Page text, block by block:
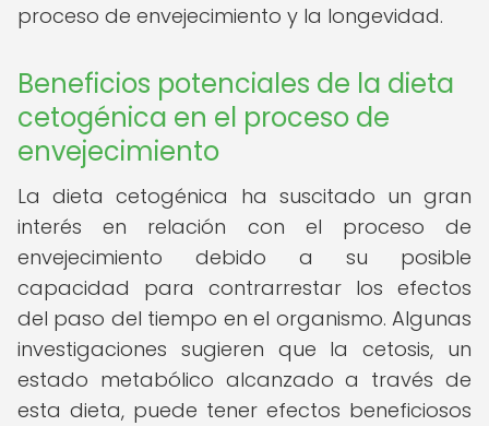
proceso de envejecimiento y la longevidad.
Beneficios potenciales de la dieta
cetogénica en el proceso de
envejecimiento
La dieta cetogénica ha suscitado un gran
interés en relación con el proceso de
envejecimiento debido a su posible
capacidad para contrarrestar los efectos
del paso del tiempo en el organismo. Algunas
investigaciones sugieren que la cetosis, un
estado metabólico alcanzado a través de
esta dieta, puede tener efectos beneficiosos